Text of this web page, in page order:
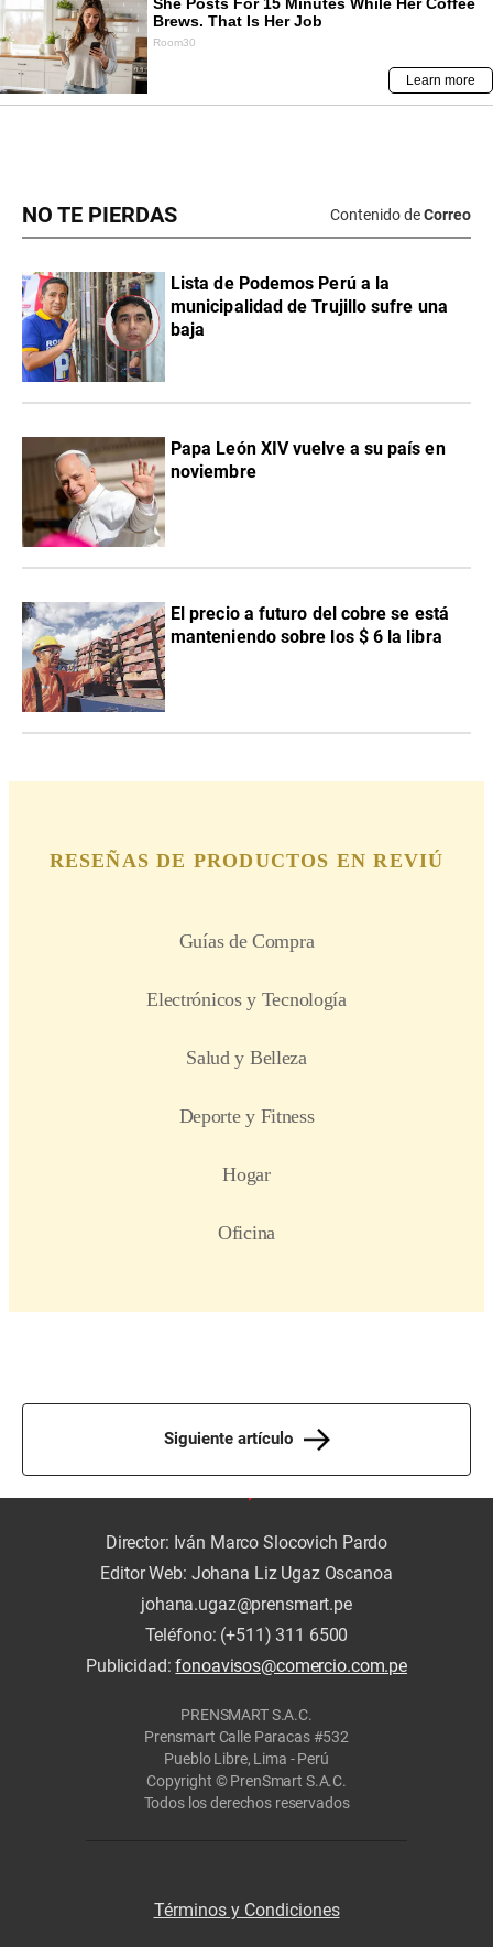
NO TE PIERDAS Contenido deCorreo
Lista de Podemos Perú a la
municipalidad de Trujillo sufre una
baja
Papa León XIV vuelve a su país en
noviembre
El precio a futuro del cobre se está
manteniendo sobre los $ 6 la libra
Siguiente artículo
Director: Iván Marco Slocovich Pardo
Editor Web: Johana Liz Ugaz Oscanoa
johana.ugaz@prensmart.pe
Teléfono: (+511) 311 6500
Publicidad:fonoavisos@comercio.com.pe
PRENSMART S.A.C.
Prensmart Calle Paracas #532
Pueblo Libre, Lima - Perú
Copyright © PrenSmart S.A.C.
Todos los derechos reservados
Términos y Condiciones